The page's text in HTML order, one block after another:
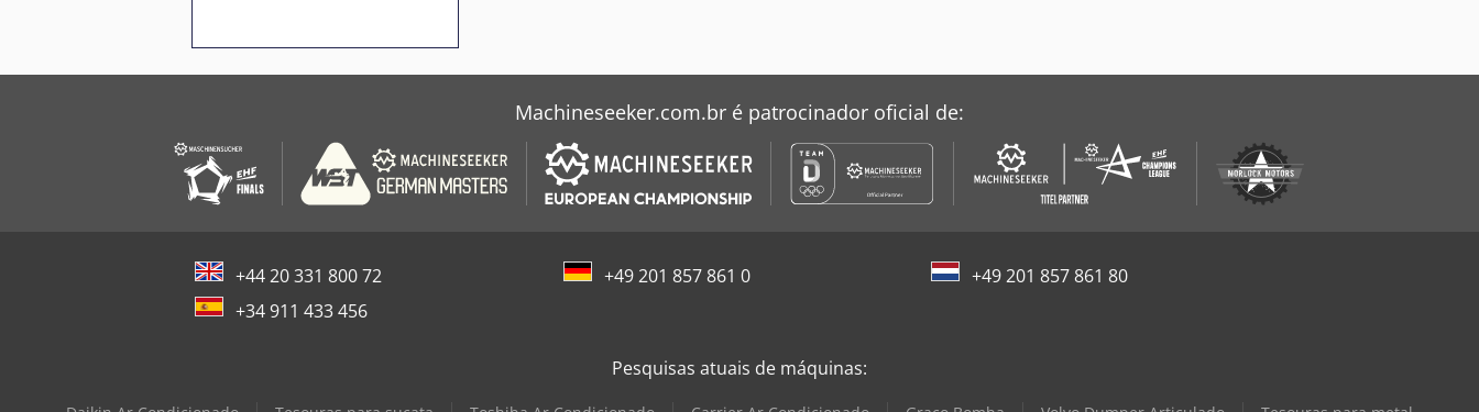
Machineseeker.com.br é patrocinador oficial de:
+44 20 331 800 72 +49 201 857 861 0
+49 201 857 861 80
+34 911 433 456
Pesquisas atuais de máquinas: